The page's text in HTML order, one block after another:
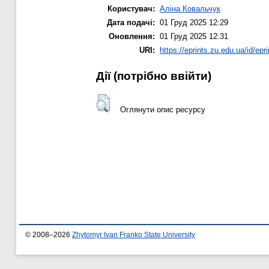
Користувач: Аліна Ковальчук
Дата подачі: 01 Груд 2025 12:29
Оновлення: 01 Груд 2025 12:31
URI:
https://eprints.zu.edu.ua/id/
Дії ​​(потрібно ввійти)
Оглянути опис ресурсу
© 2008–2026 Zhytomyr Ivan Franko State University